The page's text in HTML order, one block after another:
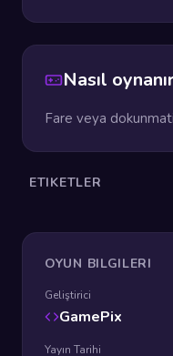
Nasıl
Fare veya
ETIKETLER
OYUN BILGILERI
Geliştirici
GamePix
Yayın Tarihi